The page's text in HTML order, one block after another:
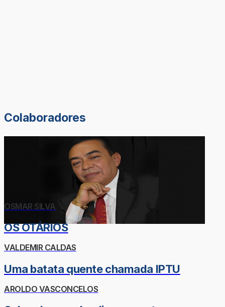
Colaboradores
OSMAR SILVA
OS OTÁRIOS
VALDEMIR CALDAS
Uma batata quente chamada IPTU
AROLDO VASCONCELOS